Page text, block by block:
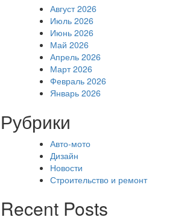
Август 2026
Июль 2026
Июнь 2026
Май 2026
Апрель 2026
Март 2026
Февраль 2026
Январь 2026
Рубрики
Авто-мото
Дизайн
Новости
Строительство и ремонт
Recent Posts